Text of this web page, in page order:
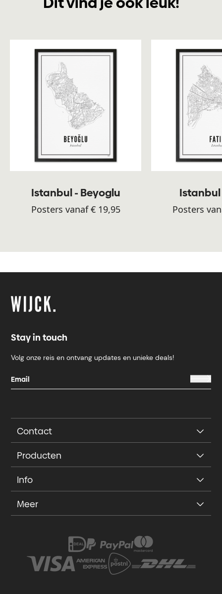
Istanbul - Beyoglu
Posters vanaf € 19,95 Posters
Stay in touch
Volg onze reis en ontvang updates en unieke deals!
Contact
Producten
Info
Meer